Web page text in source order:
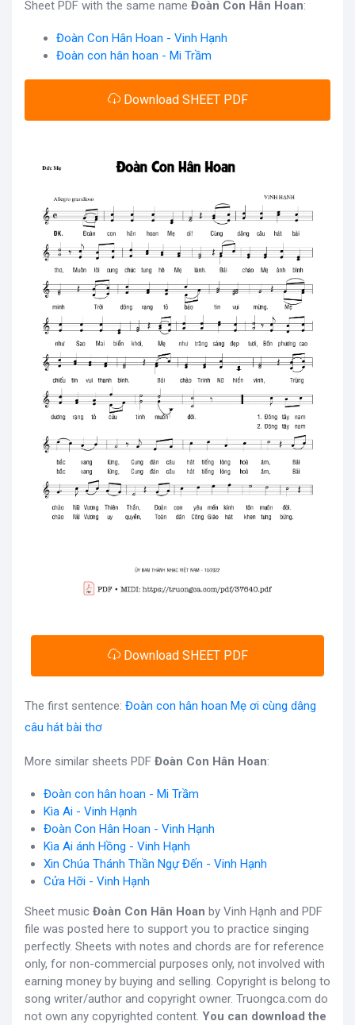
Sheet PDF with the same name Đoàn Con Hân Hoan:
Đoàn Con Hân Hoan - Vinh Hạnh
Đoàn con hân hoan - Mi Trầm
Download SHEET PDF
Download SHEET PDF
The first sentence: Đoàn con hân hoan Mẹ ơi cùng dâng
câu hát bài thơ
More similar sheets PDF Đoàn Con Hân Hoan:
Đoàn con hân hoan - Mi Trầm
Kìa Ai - Vinh Hạnh
Đoàn Con Hân Hoan - Vinh Hạnh
Kìa Ai ánh Hồng - Vinh Hạnh
Xin Chúa Thánh Thần Ngự Đến - Vinh Hạnh
Cửa Hỡi - Vinh Hạnh
Sheet music Đoàn Con Hân Hoan by Vinh Hạnh and PDF
file was posted here to support you to practice singing
perfectly. Sheets with notes and chords are for reference
only, for non-commercial purposes only, not involved with
earning money by buying and selling. Copyright is belong to
song writer/author and copyright owner. Truongca.com do
not own any copyrighted content. You can download the